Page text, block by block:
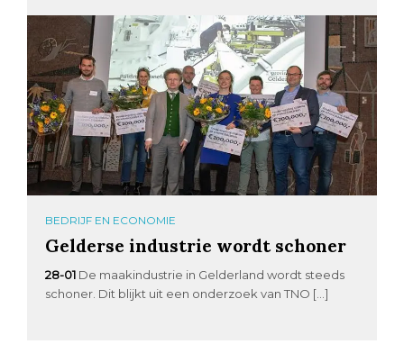
BEDRIJF EN ECONOMIE
Gelderse industrie wordt schoner
28-01 De maakindustrie in Gelderland wordt steeds
schoner. Dit blijkt uit een onderzoek van TNO […]